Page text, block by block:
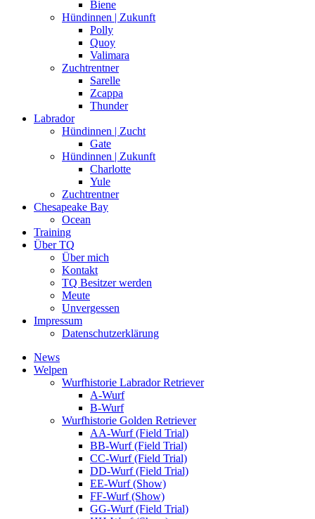
Biene
Hündinnen | Zukunft
Polly
Quoy
Valimara
Zuchtrentner
Sarelle
Zcappa
Thunder
Labrador
Hündinnen | Zucht
Gate
Hündinnen | Zukunft
Charlotte
Yule
Zuchtrentner
Chesapeake Bay
Ocean
Training
Über TQ
Über mich
Kontakt
TQ Besitzer werden
Meute
Unvergessen
Impressum
Datenschutzerklärung
News
Welpen
Wurfhistorie Labrador Retriever
A-Wurf
B-Wurf
Wurfhistorie Golden Retriever
AA-Wurf (Field Trial)
BB-Wurf (Field Trial)
CC-Wurf (Field Trial)
DD-Wurf (Field Trial)
EE-Wurf (Show)
FF-Wurf (Show)
GG-Wurf (Field Trial)